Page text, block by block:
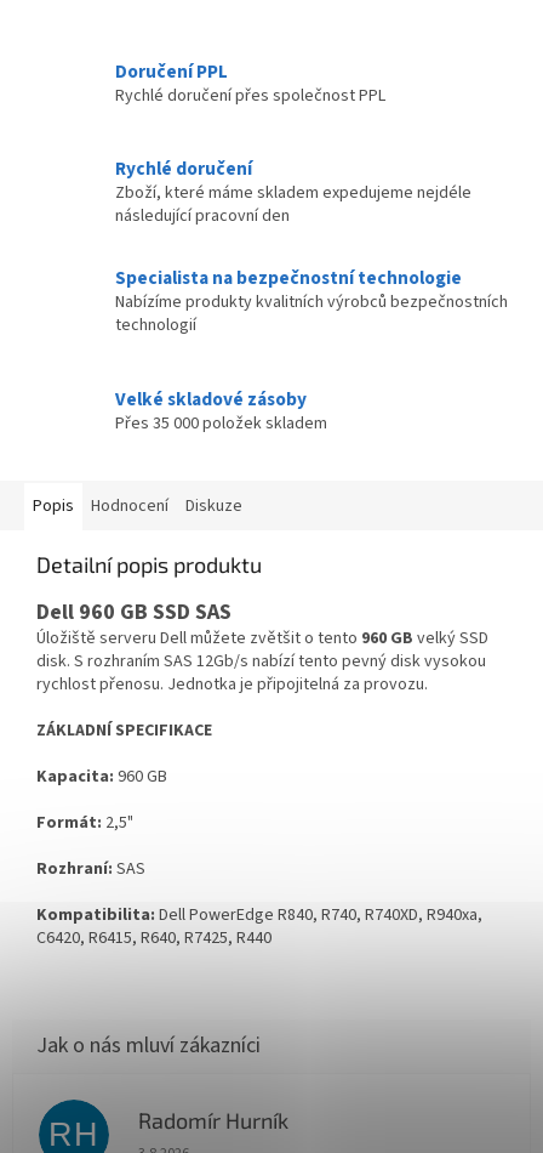
Doručení PPL
Rychlé doručení přes společnost PPL
Rychlé doručení
Zboží, které máme skladem expedujeme nejdéle
následující pracovní den
Specialista na bezpečnostní technologie
Nabízíme produkty kvalitních výrobců bezpečnostních
technologií
Velké skladové zásoby
Přes 35 000 položek skladem
Popis Hodnocení Diskuze
Detailní popis produktu
Dell 960 GB SSD SAS
Úložiště serveru Dell můžete zvětšit o tento 960 GB velký SSD
disk. S rozhraním SAS 12Gb/s nabízí tento pevný disk vysokou
rychlost přenosu. Jednotka je připojitelná za provozu.
ZÁKLADNÍ SPECIFIKACE
Kapacita: 960 GB
Formát: 2,5"
Rozhraní: SAS
Kompatibilita: Dell PowerEdge R840, R740, R740XD, R940xa,
C6420, R6415, R640, R7425, R440
RH Radomír Hurník
Hodnocení obchodu je 5 z 5 hvězdiček.